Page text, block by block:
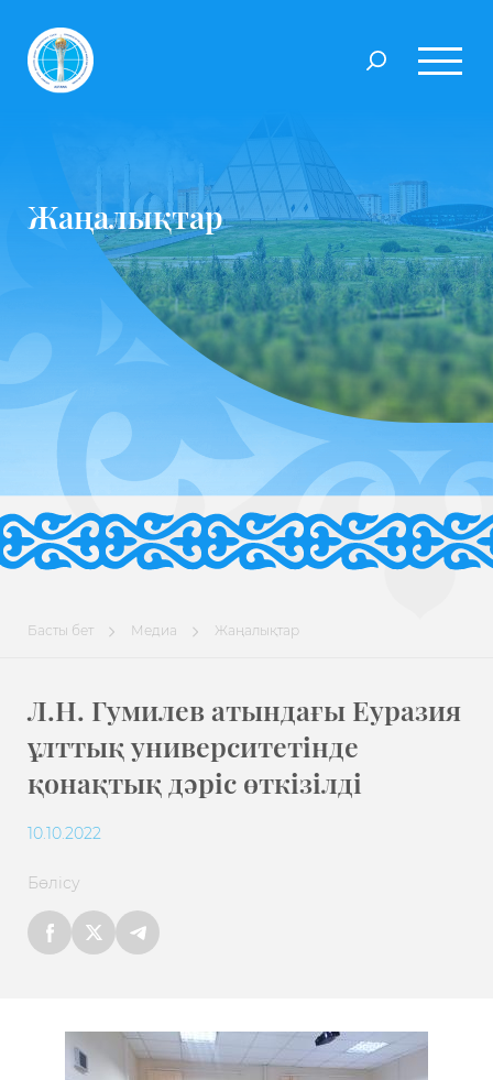
Жаңалықтар
Басты бет Медиа Жаңалықтар
Л.Н. Гумилев атындағы Еуразия
ұлттық университетінде
қонақтық дәріс өткізілді
10.10.2022
Бөлісу